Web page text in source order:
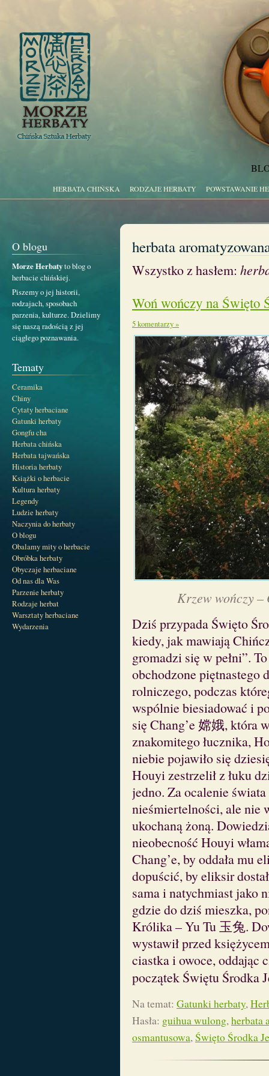
HERBATA CHIŃSKA RODZAJE HERBATY POWSTAWANIE
O blogu
Morze Herbatyto blog o
herbacie chińskiej.
Piszemy o jej historii,
rodzajach, sposobach
parzenia, kulturze. Dzielimy
się naszą radością z jej
ciągłego poznawania.
Tematy
Ceramika
Chiny
Cytaty herbaciane
Gatunki herbaty
Gongfu cha
Herbata chińska
Herbata tajwańska
Historia herbaty
Książki o herbacie
Kultura herbaty
Legendy
Ludzie herbaty
Naczynia do herbaty
O blogu
Obalamy mity o herbacie
Obróbka herbaty
Obyczaje herbaciane
Od nas dla Was
Parzenie herbaty
Rodzaje herbat
Warsztaty herbaciane
Wydarzenia
herbata
Wszystko z hasłem:
Woń wończy na Święto
5 komentarzy »
Krzew wończy –
Dziś przypada Święto
kiedy, jak mawiają
gromadzi się w pełni”.
obchodzone piętnastego
rolniczego, podczas
wspólnie biesiadować i
się Chang’e 嫦娥, która
znakomitego łucznika,
niebie pojawiło się
Houyi zestrzelił z łuku
jedno. Za ocalenie
nieśmiertelności, ale nie
ukochaną żoną.
nieobecność Houyi
Chang’e, by oddała mu
dopuścić, by eliksir
sama i natychmiast jako
gdzie do dziś mieszka,
Królika – Yu Tu 玉兔.
wystawił przed
ciastka i owoce, oddając
początek Świętu Środka
Na temat: Gatunki herbaty,
Hasła: guihua wulong,herbata
osmantusowa,Święto Środka